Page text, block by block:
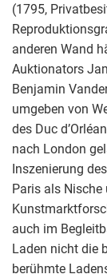
(1795,
anderen Wand
Auktionators
Benjamin
umgeben von
des Duc
nach London
Inszenierung
Paris als
auch im
Laden nicht die
berühmte